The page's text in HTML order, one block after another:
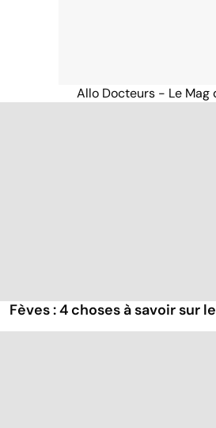
Allo Docteurs - Le Mag
Fèves : 4 choses à savoir sur